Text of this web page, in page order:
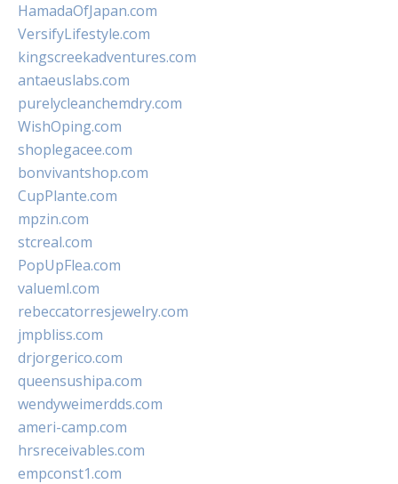
HamadaOfJapan.com
VersifyLifestyle.com
kingscreekadventures.com
antaeuslabs.com
purelycleanchemdry.com
WishOping.com
shoplegacee.com
bonvivantshop.com
CupPlante.com
mpzin.com
stcreal.com
PopUpFlea.com
valueml.com
rebeccatorresjewelry.com
jmpbliss.com
drjorgerico.com
queensushipa.com
wendyweimerdds.com
ameri-camp.com
hrsreceivables.com
empconst1.com